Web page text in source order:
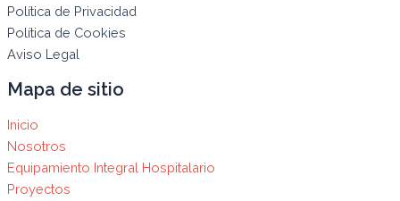
Política de Privacidad
Política de Cookies
Aviso Legal
Mapa de sitio
Inicio
Nosotros
Equipamiento Integral Hospitalario
Proyectos